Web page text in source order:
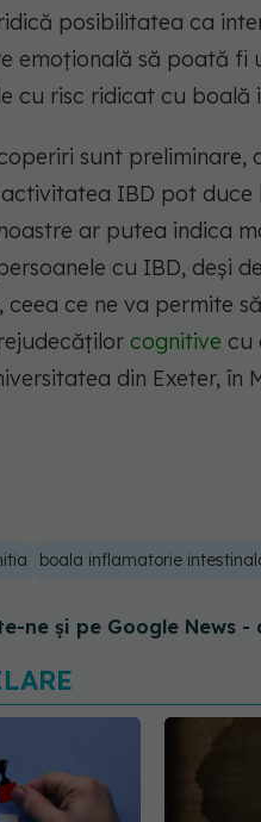
ridică posibilitatea ca
emoțională să poată
cu risc ridicat cu boală
sunt
IBD pot duce
ar putea indica
cu IBD, deși
ceea ce ne va permite
cognitive cu
din Exeter, în
boala inflamatorie
ne și pe Google News -